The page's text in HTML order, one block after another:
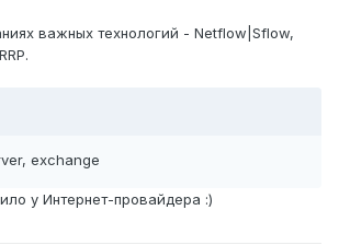
важных технологий - Netflow|Sflow,
exchange
у Интернет-провайдера :)